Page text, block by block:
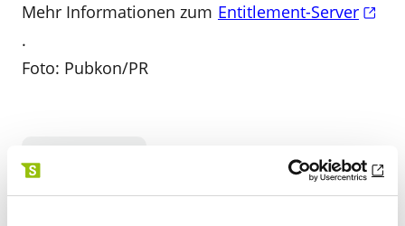
Mehr Informationen zum Entitlement-Server
.
Foto: Pubkon/PR